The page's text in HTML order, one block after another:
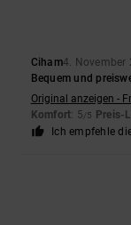
Ciham4. November
Bequem und
Original anzeigen -
Komfort: 5/5 Preis-
Ich empfehle